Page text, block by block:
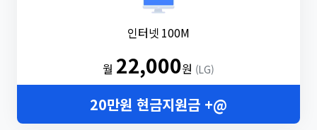
인터넷 100M
월 22,000원 (LG)
20만원 현금지원금 +@